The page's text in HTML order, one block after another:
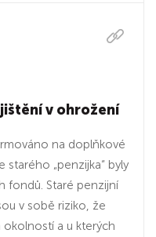
v ohrožení
na doplňkové
starého „penzijka“ byly
fondů. Staré penzijní
v sobě riziko, že
okolností a u kterých